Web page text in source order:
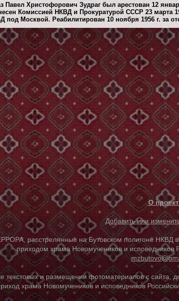
Павел Христофорович Зудраг был арестован 12
Комиссией НКВД и Прокуратурой СССР 23 марта
под Москвой. Реабилитирован 10 ноября 1956 г. за
О
Добавить или
расстрелянные на Бутовском полигоне НКВД в
приходом храма Новомучеников и исповедников
текстовых и размещении фотоматериалов с сайта,
храма Новомучеников и исповедников